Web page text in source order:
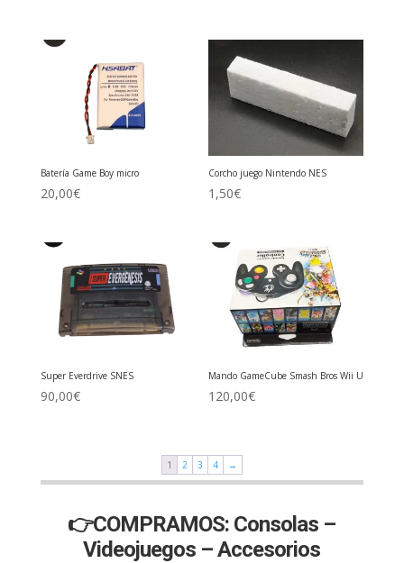
Batería Game Boy micro
20,00€
Corcho juego Nintendo NES
1,50€
Super Everdrive SNES
90,00€
Mando GameCube Smash Bros Wii U
120,00€
1 2 3 4 →
👉COMPRAMOS: Consolas –
Videojuegos – Accesorios